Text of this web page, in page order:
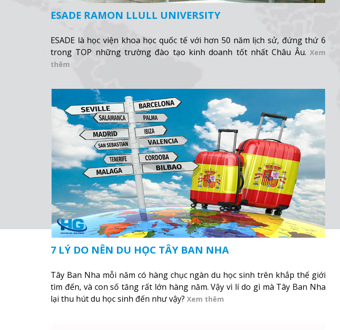
ESADE RAMON LLULL UNIVERSITY
ESADE là học viện khoa học quốc tế với hơn 50 năm lịch sử, đứng thứ 6
trong TOP những trường đào tạo kinh doanh tốt nhất Châu Âu. Xem
thêm
7 LÝ DO NÊN DU HỌC TÂY BAN NHA
Tây Ban Nha mỗi năm có hàng chục ngàn du học sinh trên khắp thế giới
tìm đến, và con số tăng rất lớn hàng năm. Vậy vì lí do gì mà Tây Ban Nha
lại thu hút du học sinh đến như vậy? Xem thêm